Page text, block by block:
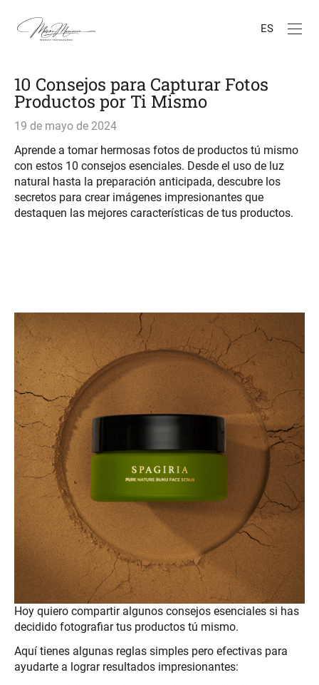
ES
10 Consejos para Capturar Fotos
Productos por Ti Mismo
19 de mayo de 2024
Aprende a tomar hermosas fotos de productos tú mismo
con estos 10 consejos esenciales. Desde el uso de luz
natural hasta la preparación anticipada, descubre los
secretos para crear imágenes impresionantes que
destaquen las mejores características de tus productos.
Hoy quiero compartir algunos consejos esenciales si has
decidido fotografiar tus productos tú mismo.
Aquí tienes algunas reglas simples pero efectivas para
ayudarte a lograr resultados impresionantes: